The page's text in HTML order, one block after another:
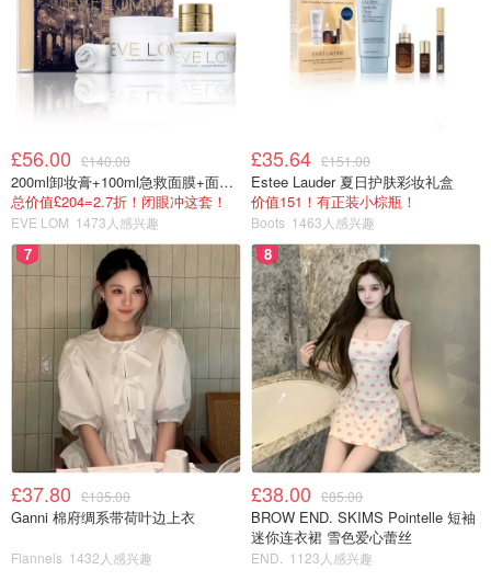
£56.00 £140.00
200ml卸妆膏+100ml急救面膜+面霜+洁颜布
总价值£204=2.7折！闭眼冲这套！
EVE LOM 1473人感兴趣
£35.64 £151.00
Estee Lauder 夏日护肤彩妆礼盒
价值151！有正装小棕瓶！
Boots 1463人感兴趣
7
£37.80 £135.00
Ganni 棉府绸系带荷叶边上衣
Flannels 1432人感兴趣
8
£38.00 £85.00
BROW END. SKIMS Pointelle 短袖
迷你连衣裙 雪色爱心蕾丝
END. 1123人感兴趣